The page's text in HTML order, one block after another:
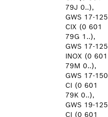
79J 0..),
GWS 17-125
CIX (0 601
79G 1..),
GWS 17-125
INOX (0 601
79M 0..),
GWS 17-150
CI (0 601
79K 0..),
GWS 19-125
CI (0 601